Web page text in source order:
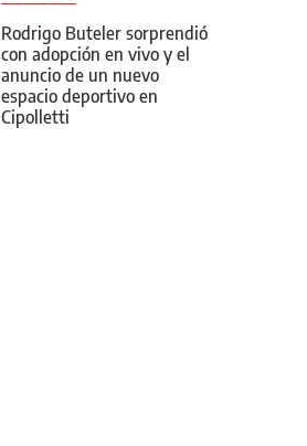
Rodrigo Buteler sorprendió
con adopción en vivo y el
anuncio de un nuevo
espacio deportivo en
Cipolletti